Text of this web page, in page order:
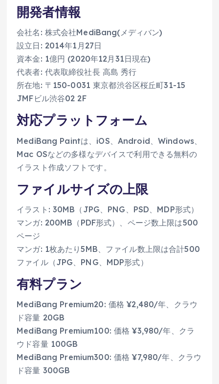
開発者情報
会社名: 株式会社MediBang(メディバン)
設立日: 2014年1月27日
資本金: 1億円 (2020年12月31日現在)
代表者: 代表取締役社長 高島 秀行
所在地: 〒150-0031 東京都渋谷区桜丘町31-15
JMFビル渋谷02 2F
対応プラットフォーム
MediBang Paintは、iOS、Android、Windows、
Mac OSなどの多様なデバイスで利用できる無料の
イラスト作成ソフトです。
ファイルサイズの上限
イラスト: 30MB（JPG、PNG、PSD、MDP形式）
マンガ: 200MB（PDF形式）、ページ数上限は500
ページ
マンガ: 1枚あたり5MB、ファイル数上限は合計500
ファイル（JPG、PNG、MDP形式）
有料プラン
MediBang Premium20: 価格 ¥2,480/年、クラウ
ド容量 20GB
MediBang Premium100: 価格 ¥3,980/年、クラ
ウド容量 100GB
MediBang Premium300: 価格 ¥7,980/年、クラウ
ド容量 300GB